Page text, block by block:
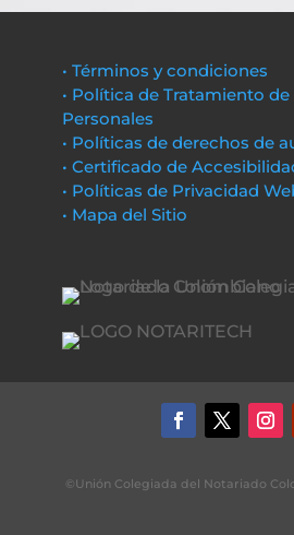
• Términos y condiciones
• Política de Tratamiento de
Personales
• Políticas de derechos de
• Certificado de
• Políticas de Privacidad
• Mapa del Sitio
©Unión Colegiada del Notariado